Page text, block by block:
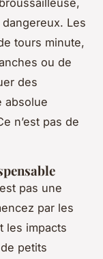
Les
tours minute,
ou de
des
absolue
n’est pas de
pas une
par les
les impacts
petits